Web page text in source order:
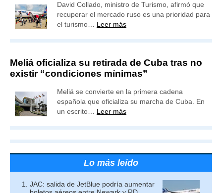
David Collado, ministro de Turismo, afirmó que
recuperar el mercado ruso es una prioridad para
el turismo… Leer más
Meliá oficializa su retirada de Cuba tras no
existir “condiciones mínimas”
Meliá se convierte en la primera cadena
española que oficializa su marcha de Cuba. En
un escrito… Leer más
Lo más leído
JAC: salida de JetBlue podría aumentar